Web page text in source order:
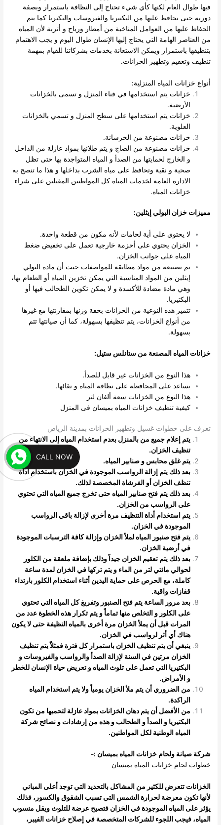
فيها طوال العام لكنها كأي شيء تحتاج إلى النظافة باستمرار وبصفة
دورية حتى نحافظ عليها من البكتيريا والفيروسات والبكتريا كما يتم
الحفاظ عليها من العوامل المناخية من أمطار ورياح و أتربة لأن المياه
من العناصر الهامة التي يحتاج إليها الإنسان طوال اليوم و يجب الاهتمام
بتنظيفها باستمرار ويمكن الاستعانة بخدمات بشركاتنا للقيام بمهمة
تنظيف وتعقيم وتطهير الخزانات.
أنواع خزانات المياه المنزلية:
خزانات يتم استخدامها في فناء المنزل و تسمى بالخزانات
الأرضية.
خزانات يتم استخدامها على سطح المنزل و تسمي بالخزانات
العلوية.
خزانات مصنوعة من الخرسانة.
خزانات مصنوعة من الصاج و يتم طلائها بمواد عازلة من الداخل
و الخارج لحمايتها من الصدأ و المياه المتواجدة بها حتى تظل
صحية و نقية وتحافظ على مياه الشرب بداخلها و هذا ما تنصح به
الادارة العامة لخدمات المياه كل المواطنين المقبلين على شراء
خزانات المياه.
مميزات خزان البولي إيثلين:
لا يحتوي على أية لحامات لأنه مكون من قطعة واحدة.
الخزان يحتوي على أحزمة خارجية تعمل على تخفيض ضغط
المياه على جوانب الخزان.
تم تصنيعه من مواد مطابقة للمواصفات حيث أن مادة البولي
إيثلين من المواد المناسبة التي يمكن تخزين المياه أو الطعام بها،
وهي مادة مضادة للأكسدة و لا يمكن تكوين الطحالب فيها أو
البكتيريا.
تتميز هذه النوعية من الخزانات بخفة وزنها بمقارنتها مع غيرها
من أنواع الخزانات، يتم تنظيفها بسهولة، كما أن صيانتها تتم
بسهولة.
خزانات المياه المصنعة من ستانلس ستيل:
هذا النوع من الخزانات غير قابل للصدأ.
يساعد على المحافظة على نظافة المياه و نقائها.
هذا النوع من الخزانات سعة ألفان لتر
كيفية تنظيف خزانات المياه بميسان فى المنزل
تعرف على خطوات غسيل وتطهير الخزانات بمدينة الرياض
يتم إعلام جميع من بالمنزل بعدم استخدام المياه إلى الانتهاء من
تنظيف الخزان.
يتم غلق محابس و صنابير المياه.
بعد ذلك يتم إزالة الرواسب الموجودة في الخزان باستخدام أداة
تنظف الخزان أو الفرشاة المخصصة لذلك.
بعد ذلك يتم فتح صنابير المياه حتى تخرج جميع المياه التي تحتوي
على الرواسب من الخزان.
يتم استخدام أداة التنظيف مرة أخرى لإزالة باقي الرواسب
الموجودة في الخزان.
يتم فتح صنبور المياه لملأ الخزان وإزالة كافة الترسبات الموجودة
في أرضية الخزان.
بعد ذلك يتم تعقيم الخزان جيداً وذلك بإضافة ملعقة من الكلور
لحوالي مائتي لتر من الماء و يتم تركها في الخزان لمدة ساعة
كاملة، مع الحرص على حماية اليدين أثناء استخدام الكلور بارتداء
قفازات واقية.
بعد مرور الساعة يتم فتح الصنبور وتفريغ كل المياه التي تحتوي
على الكلور و التخلص منها تماماً و يتم تكرار هذه الخطوة عدد من
المرات قبل أن يملأ الخزان مرة أخرى بالمياه النظيفة حتى لا يكون
هناك أي أثر لرواسب في الخزان.
ينبغي أن يتم تنظيف الخزان باستمرار كل فترة فمثلاً يتم تنظيف
الخزان مرتين في السنة لإزالة الصدأ والرواسب والفيروسات و
البكتيريا التي تعمل على تلوث المياه و تعريض حياة الإنسان للخطر
و الأمراض.
من الضروري أن يتم ملأ الخزان يومياً ولا يتم استخدام المياه
الراكدة.
من الأفضل أن يتم دهان الخزانات بمواد عازلة لتحميها من تكون
البكتيريا و الصدأ و الطحالب و هذه من إرشادات و نصائح شركة
المياه الوطنية لكل المواطنين.
شركة صيانة ولحام خزانات المياه بميسان :-
خطوات لحام خزانات المياه بميسان
الخزانات تتعرض للكثير من المشاكل بالتحديد التي توجد أعلى المباني
لأنها تكون معرضة لحرارة الشمس التي تسبب الشقوق والكسور، فذلك
يؤثر على المياه الموجودة في الخزان فتصبح عرضة للتلوث ويقل منسوب
المياه، فيجب اللجوء للشركات المتخصصة في إصلاح خزانات الفيبر،
CALL NOW